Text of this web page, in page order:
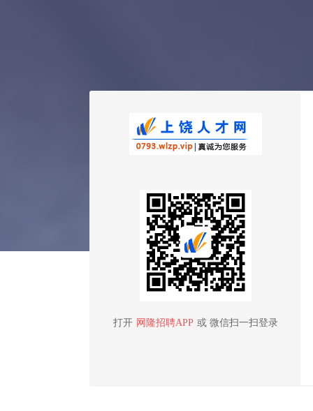
打开 网隆招聘APP 或 微信扫一扫登录